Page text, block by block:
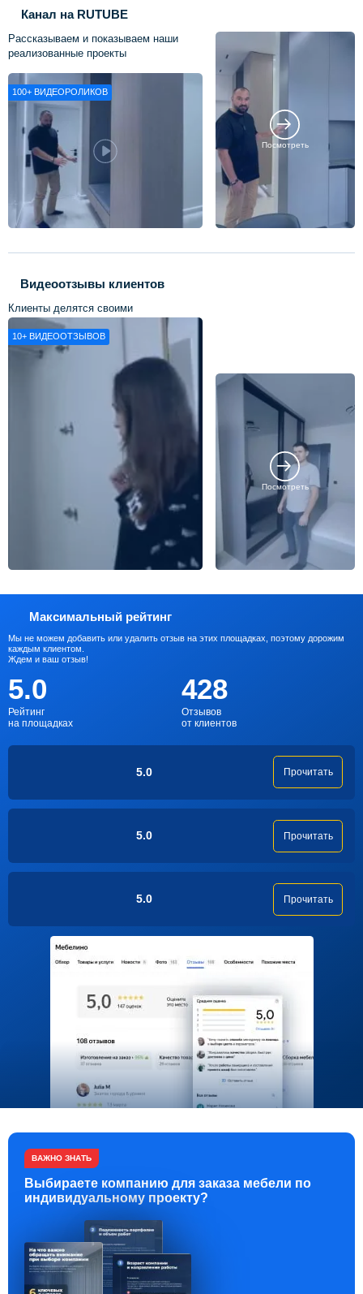
Канал на RUTUBE
Рассказываем и показываем наши
реализованные проекты
100+ ВИДЕОРОЛИКОВ
Посмотреть
Видеоотзывы клиентов
Клиенты делятся своими
впечатлениями о нашей работе
10+ ВИДЕООТЗЫВОВ
Посмотреть
Максимальный рейтинг
Мы не можем добавить или удалить отзыв на этих площадках, поэтому дорожим
каждым клиентом.
Ждем и ваш отзыв!
5.0
Рейтинг
на площадках
428
Отзывов
от клиентов
5.0 Прочитать
5.0 Прочитать
5.0 Прочитать
ВАЖНО ЗНАТЬ
Выбираете компанию для заказа мебели по
индивидуальному проекту?